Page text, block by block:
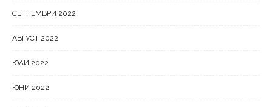
СЕПТЕМВРИ 2022
АВГУСТ 2022
ЮЛИ 2022
ЮНИ 2022